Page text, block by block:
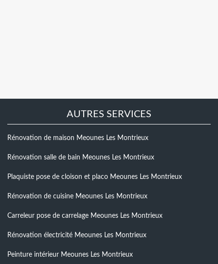
AUTRES SERVICES
Rénovation de maison Meounes Les Montrieux
Rénovation salle de bain Meounes Les Montrieux
Plaquiste pose de cloison et placo Meounes Les Montrieux
Rénovation de cuisine Meounes Les Montrieux
Carreleur pose de carrelage Meounes Les Montrieux
Rénovation électricité Meounes Les Montrieux
Peinture intérieur Meounes Les Montrieux